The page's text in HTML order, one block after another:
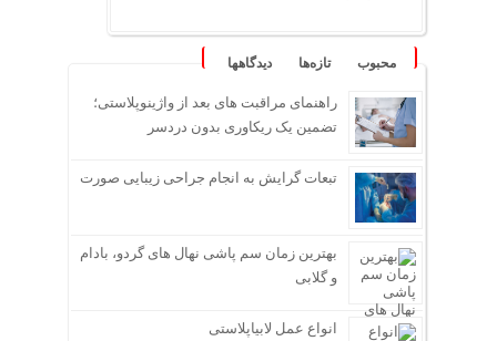
محبوب تازه‌ها دیدگاهها
راهنمای مراقبت های بعد از واژینوپلاستی؛
تضمین یک ریکاوری بدون دردسر
تبعات گرایش به انجام جراحی زیبایی صورت
بهترین زمان سم پاشی نهال های گردو، بادام
و گلابی
انواع عمل لابیاپلاستی